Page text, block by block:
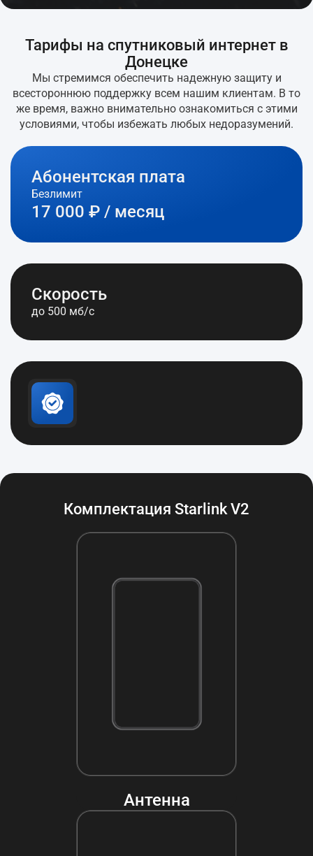
Тарифы на спутниковый интернет в
Донецке
Мы стремимся обеспечить надежную защиту и
всестороннюю поддержку всем нашим клиентам. В то
же время, важно внимательно ознакомиться с этими
условиями, чтобы избежать любых недоразумений.
Абонентская плата
Безлимит
17 000 ₽ / месяц
Скорость
до 500 мб/с
Комплектация Starlink V2
Антенна